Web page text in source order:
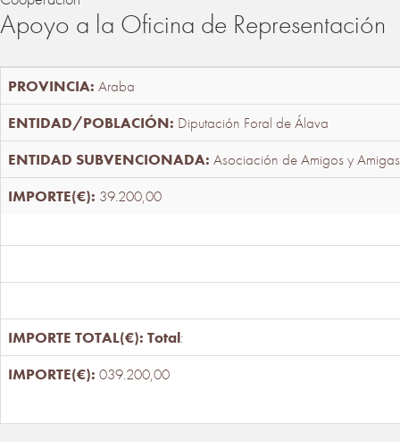
Apoyo a la Oficina de Representación
Araba
Diputación Foral de Álava
Asociación de Amigos y
39.200,00
Total:
039.200,00